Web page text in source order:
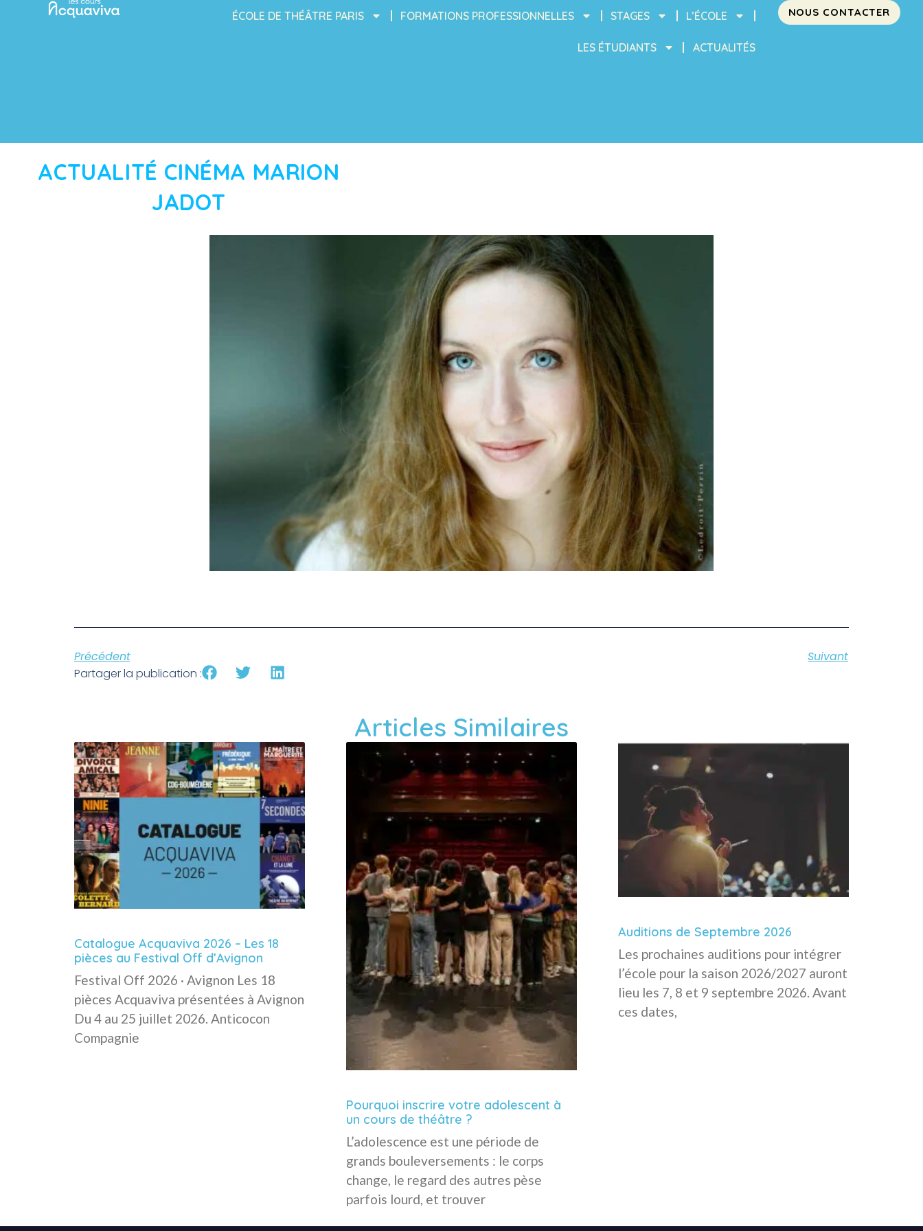
ÉCOLE DE THÉÂTRE PARIS FORMATIONS PROFESSIONNELLES STAGES L’ÉCOLE
LES ÉTUDIANTS ACTUALITÉS
NOUS CONTACTER
ACTUALITÉ CINÉMA MARION
JADOT
Précédent
Suivant
Partager la publication :
Articles Similaires
Catalogue Acquaviva 2026 – Les 18
pièces au Festival Off d’Avignon
Festival Off 2026 · Avignon Les 18
pièces Acquaviva présentées à Avignon
Du 4 au 25 juillet 2026. Anticocon
Compagnie
Pourquoi inscrire votre adolescent à
un cours de théâtre ?
L’adolescence est une période de
grands bouleversements : le corps
change, le regard des autres pèse
parfois lourd, et trouver
Auditions de Septembre 2026
Les prochaines auditions pour intégrer
l’école pour la saison 2026/2027 auront
lieu les 7, 8 et 9 septembre 2026. Avant
ces dates,